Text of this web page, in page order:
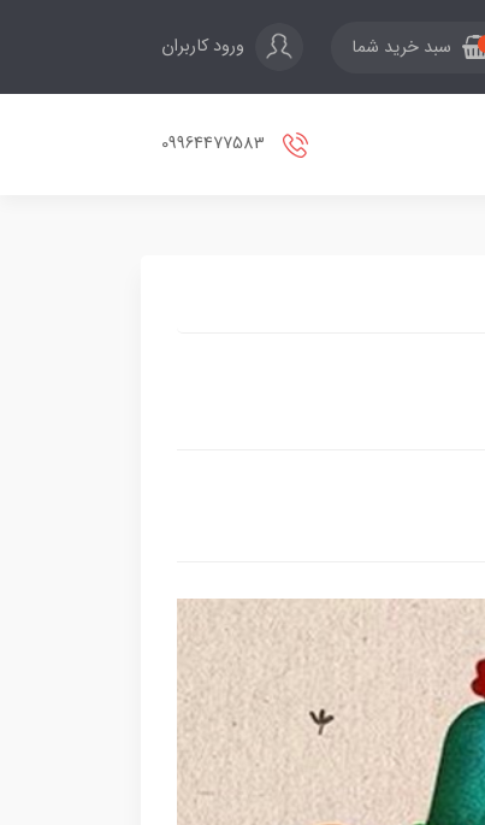
سبد خرید شما ورود کاربران